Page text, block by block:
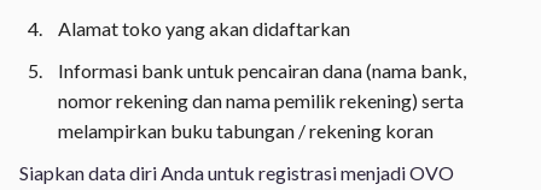
Alamat toko yang akan didaftarkan
Informasi bank untuk pencairan dana (nama bank,
nomor rekening dan nama pemilik rekening) serta
melampirkan buku tabungan / rekening koran
Siapkan data diri Anda untuk registrasi menjadi OVO